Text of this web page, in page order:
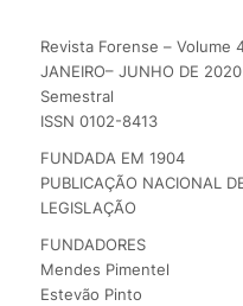
Revista Forense – Volume
JANEIRO– JUNHO DE 2020
Semestral
ISSN 0102-8413
FUNDADA EM 1904
PUBLICAÇÃO NACIONAL
LEGISLAÇÃO
FUNDADORES
Mendes Pimentel
Estevão Pinto